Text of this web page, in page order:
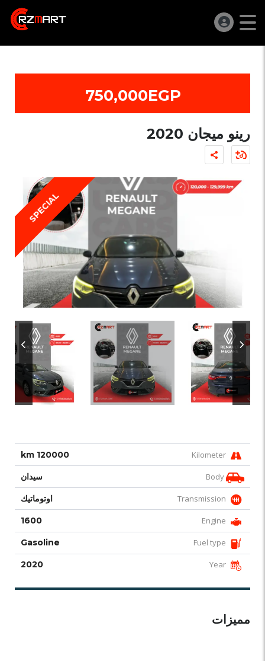
750,000EGP
رينو ميجان 2020
SPECIAL
120000 km
سيدان
اوتوماتيك
1600
Gasoline
2020
مميزات